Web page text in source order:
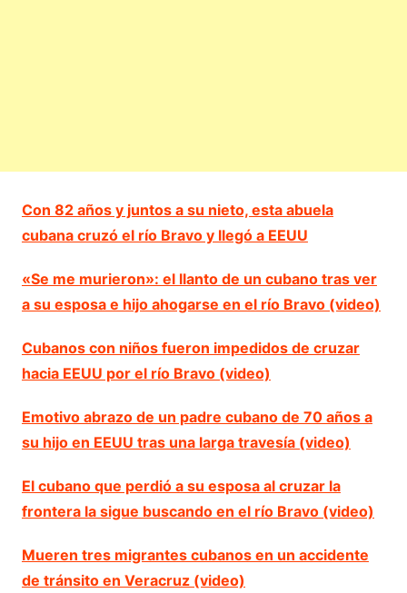
Con 82 años y juntos a su nieto, esta abuela
cubana cruzó el río Bravo y llegó a EEUU
«Se me murieron»: el llanto de un cubano tras ver
a su esposa e hijo ahogarse en el río Bravo (video)
Cubanos con niños fueron impedidos de cruzar
hacia EEUU por el río Bravo (video)
Emotivo abrazo de un padre cubano de 70 años a
su hijo en EEUU tras una larga travesía (video)
El cubano que perdió a su esposa al cruzar la
frontera la sigue buscando en el río Bravo (video)
Mueren tres migrantes cubanos en un accidente
de tránsito en Veracruz (video)